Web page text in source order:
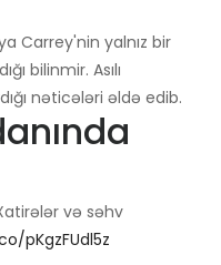
Carrey'nin yalnız bir
bilinmir. Asılı
nəticələri əldə edib.
və səhv
pKgzFUdl5z